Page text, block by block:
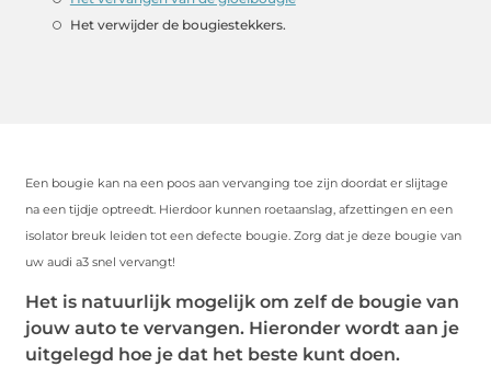
Het verwijder de bougiestekkers.
Een bougie kan na een poos aan vervanging toe zijn doordat er slijtage
na een tijdje optreedt. Hierdoor kunnen roetaanslag, afzettingen en een
isolator breuk leiden tot een defecte bougie. Zorg dat je deze bougie van
uw audi a3 snel vervangt!
Het is natuurlijk mogelijk om zelf de bougie van
jouw auto te vervangen. Hieronder wordt aan je
uitgelegd hoe je dat het beste kunt doen.